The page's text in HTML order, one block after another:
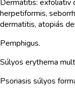
Dermatitis: exfoliativ
herpetiformis,
dermatitis, atopiás
Pemphigus.
Súlyos erythema
Psoriasis súlyos